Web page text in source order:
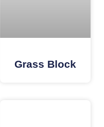
Grass Block